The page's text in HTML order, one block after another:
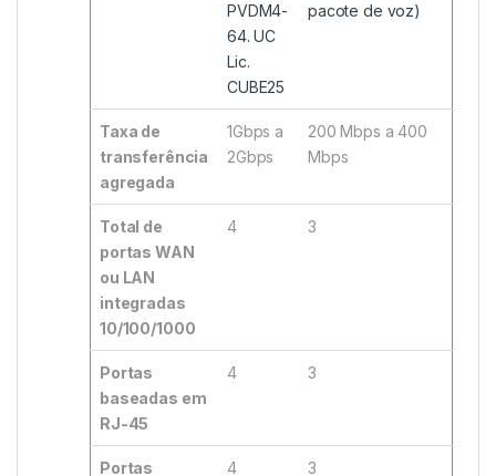
PVDM4-
64. UC
Lic.
CUBE25
pacote de voz)
Taxa de
transferência
agregada
1Gbps a
2Gbps
200 Mbps a 400
Mbps
Total de
portas WAN
ou LAN
integradas
10/100/1000
4 3
Portas
baseadas em
RJ-45
4 3
Portas
4 3